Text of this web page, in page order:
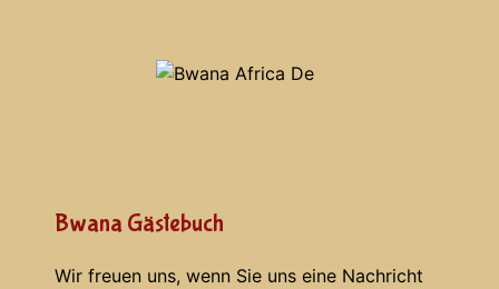
Bwana Gästebuch
Wir freuen uns, wenn Sie uns eine Nachricht